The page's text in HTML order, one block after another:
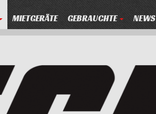
MIETGERÄTE GEBRAUCHTE NEWS